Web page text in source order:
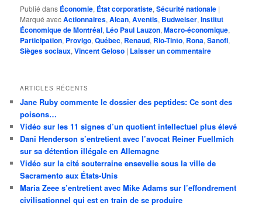
Publié dans Économie, État corporatiste,Sécurité nationale |
Marqué avecActionnaires,Alcan,Aventis, Budweiser,Institut
Économique de Montréal, Léo Paul Lauzon,Macro-économique,
Participation, Provigo,Québec, Renaud, Rio-Tinto, Rona,Sanofi,
Sièges sociaux,Vincent Geloso | Laisser un commentaire
ARTICLES RÉCENTS
Jane Ruby commente le dossier des peptides: Ce sont des
poisons…
Vidéo sur les 11 signes d’un quotient intellectuel plus élevé
Dani Henderson s’entretient avec l’avocat Reiner Fuellmich
sur sa détention illégale en Allemagne
Vidéo sur la cité souterraine ensevelie sous la ville de
Sacramento aux États-Unis
Maria Zeee s’entretient avec Mike Adams sur l’effondrement
civilisationnel qui est en train de se produire